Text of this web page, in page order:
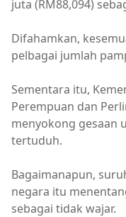
juta (RM88,094)
Difahamkan,
pelbagai jumlah
Sementara itu,
Perempuan dan
menyokong gesaan
tertuduh.
Bagaimanapun,
negara itu
sebagai tidak wajar.